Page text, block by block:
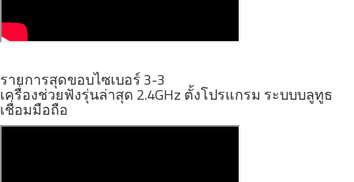
รายการสุดขอบไซเบอร์ 3-3
เครื่องช่วยฟังรุ่นล่าสุด 2.4GHz ตั้งโปรแกรม ระบบบลูทูธ
เชื่อมมือถือ